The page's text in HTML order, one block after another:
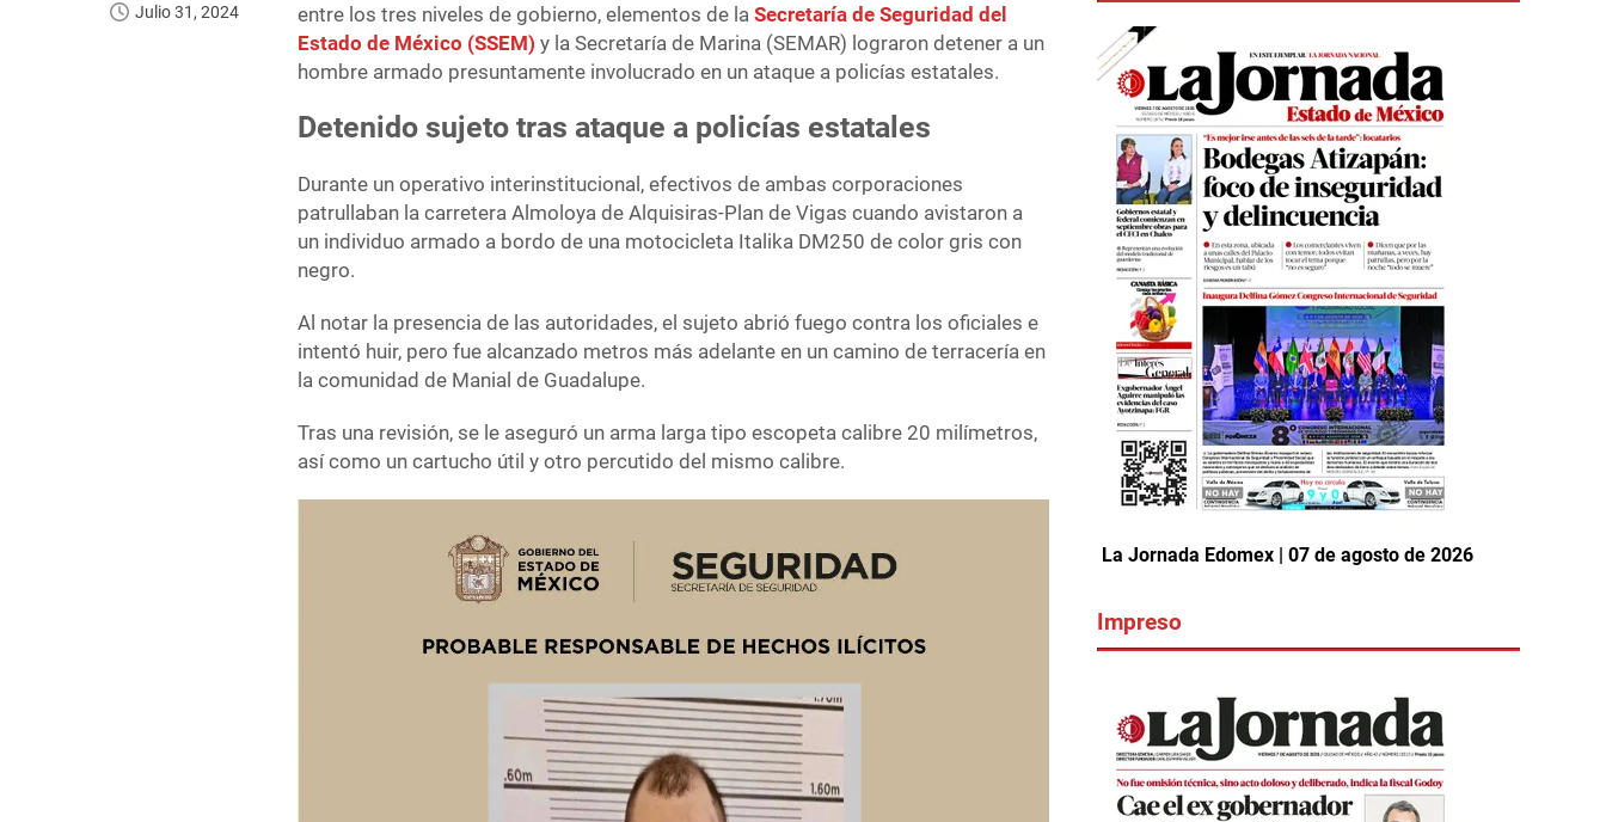
Julio 31, 2024
entre los tres niveles de gobierno, elementos de laSecretaría de Seguridad del
Estado de México (SSEM) y la Secretaría de Marina (SEMAR) lograron detener a un
hombre armado presuntamente involucrado en un ataque a policías estatales.
Detenido sujeto tras ataque a policías estatales
Durante un operativo interinstitucional, efectivos de ambas corporaciones
patrullaban la carretera Almoloya de Alquisiras-Plan de Vigas cuando avistaron a
un individuo armado a bordo de una motocicleta Italika DM250 de color gris con
negro.
Al notar la presencia de las autoridades, el sujeto abrió fuego contra los oficiales e
intentó huir, pero fue alcanzado metros más adelante en un camino de terracería en
la comunidad de Manial de Guadalupe.
Tras una revisión, se le aseguró un arma larga tipo escopeta calibre 20 milímetros,
así como un cartucho útil y otro percutido del mismo calibre.
La Jornada Edomex | 07 de agosto de 2026
Impreso